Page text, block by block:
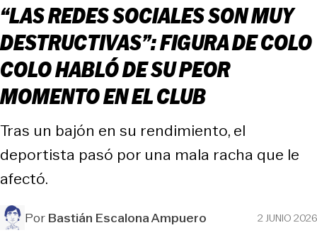
“LAS REDES SOCIALES SON MUY
DESTRUCTIVAS”: FIGURA DE COLO
COLO HABLÓ DE SU PEOR
MOMENTO EN EL CLUB
Tras un bajón en su rendimiento, el
deportista pasó por una mala racha que le
afectó.
PorBastián Escalona Ampuero 2 JUNIO 2026